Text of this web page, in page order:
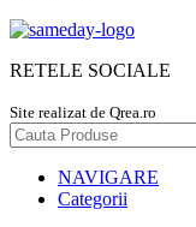
RETELE SOCIALE
Site realizat de Qrea.ro
NAVIGARE
Categorii